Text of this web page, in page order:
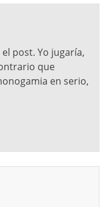
post. Yo jugaría,
que
en serio,